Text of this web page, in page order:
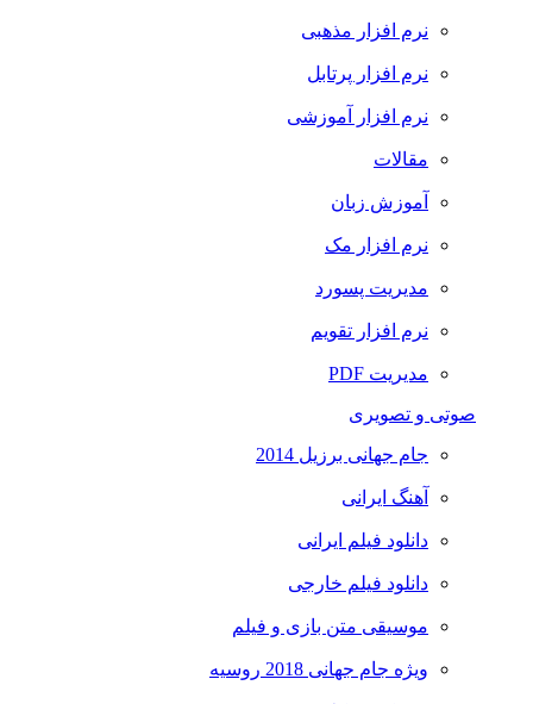
نرم افزار مذهبی
نرم افزار پرتابل
نرم افزار آموزشی
مقالات
آموزش زبان
نرم افزار مک
مدیریت پسورد
نرم افزار تقویم
مدیریت PDF
صوتی و تصویری
جام جهانی برزیل 2014
آهنگ ایرانی
دانلود فیلم ایرانی
دانلود فیلم خارجی
موسیقی متن بازی و فیلم
ویژه جام جهانی 2018 روسیه